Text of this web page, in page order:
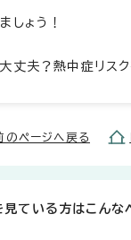
しょう！
丈夫？熱中症リス
のページへ戻る
見ている方はこんな